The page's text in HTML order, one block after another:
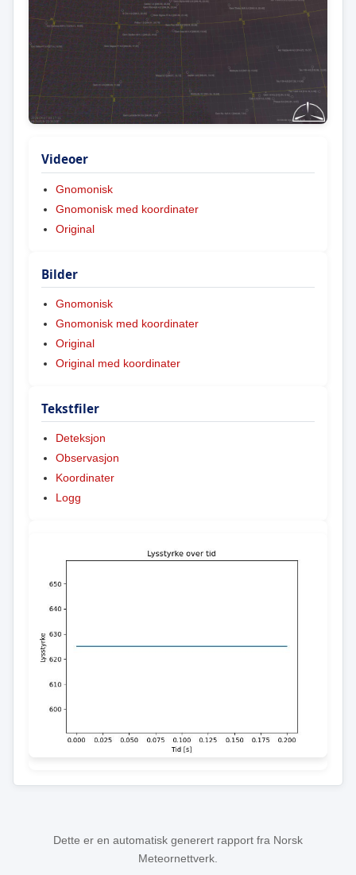
Videoer
Gnomonisk
Gnomonisk med koordinater
Original
Bilder
Gnomonisk
Gnomonisk med koordinater
Original
Original med koordinater
Tekstfiler
Deteksjon
Observasjon
Koordinater
Logg
Dette er en automatisk generert rapport fra Norsk
Meteornettverk.